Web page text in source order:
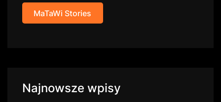
MaTaWi Stories
Najnowsze wpisy